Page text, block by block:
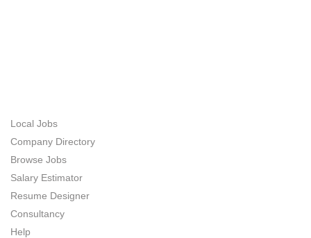
Local Jobs
Company Directory
Browse Jobs
Salary Estimator
Resume Designer
Consultancy
Help